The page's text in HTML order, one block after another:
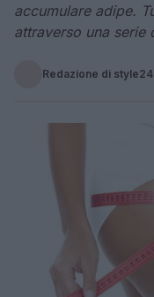
accumulare adipe.
attraverso una serie
Redazione di style24